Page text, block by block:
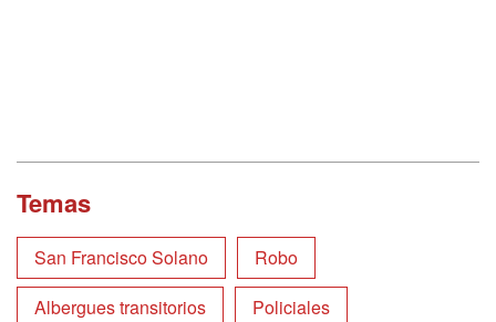
Temas
San Francisco Solano
Robo
Albergues transitorios
Policiales